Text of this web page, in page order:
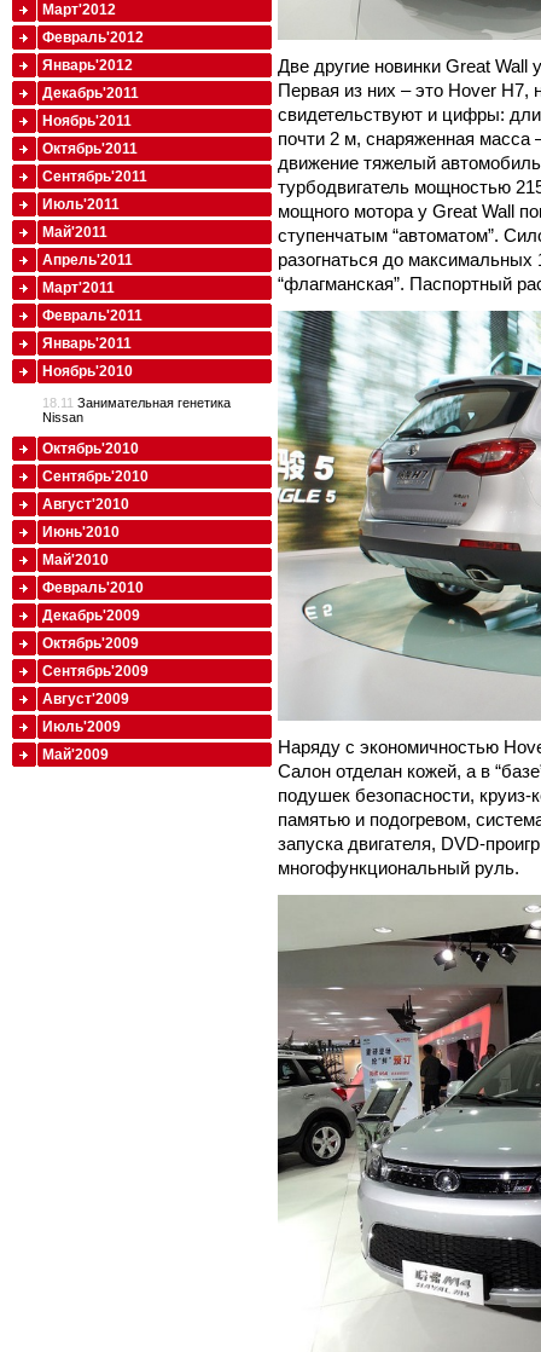
Две другие новинки Great Wall
Первая из них – это Hover
свидетельствуют и цифры:
почти 2 м, снаряженная масса
движение тяжелый
турбодвигатель мощностью
мощного мотора у Great Wall
ступенчатым “автоматом”.
разогнаться до
“флагманская”. Паспортный
Наряду с экономичностью
Салон отделан кожей, а в
подушек безопасности, круиз-
памятью и подогревом,
запуска двигателя, DVD-
многофункциональный руль.
Март'2012
Февраль'2012
Январь'2012
Декабрь'2011
Ноябрь'2011
Октябрь'2011
Сентябрь'2011
Июль'2011
Май'2011
Апрель'2011
Март'2011
Февраль'2011
Январь'2011
Ноябрь'2010
18.11 Занимательная генетика
Nissan
Октябрь'2010
Сентябрь'2010
Август'2010
Июнь'2010
Май'2010
Февраль'2010
Декабрь'2009
Октябрь'2009
Сентябрь'2009
Август'2009
Июль'2009
Май'2009